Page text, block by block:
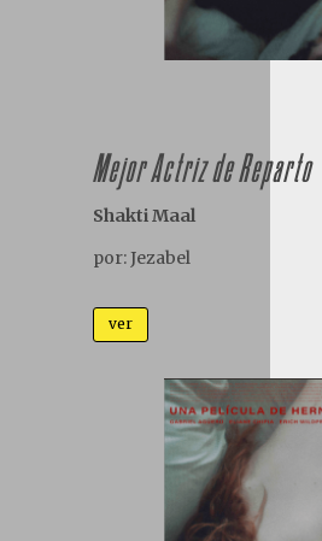
Mejor Actriz de Reparto
Shakti Maal
por: Jezabel
ver